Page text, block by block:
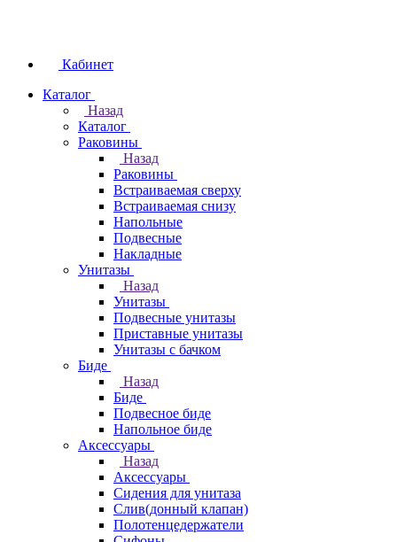
Кабинет
Каталог
Назад
Каталог
Раковины
Назад
Раковины
Встраиваемая сверху
Встраиваемая снизу
Напольные
Подвесные
Накладные
Унитазы
Назад
Унитазы
Подвесные унитазы
Приставные унитазы
Унитазы с бачком
Биде
Назад
Биде
Подвесное биде
Напольное биде
Аксессуары
Назад
Аксессуары
Сидения для унитаза
Слив(донный клапан)
Полотенцедержатели